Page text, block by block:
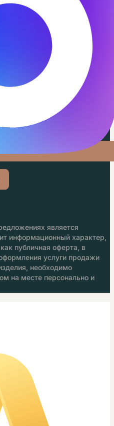
является
информационный характер,
публичная оферта, в
услуги продажи
необходимо
на месте персонально и